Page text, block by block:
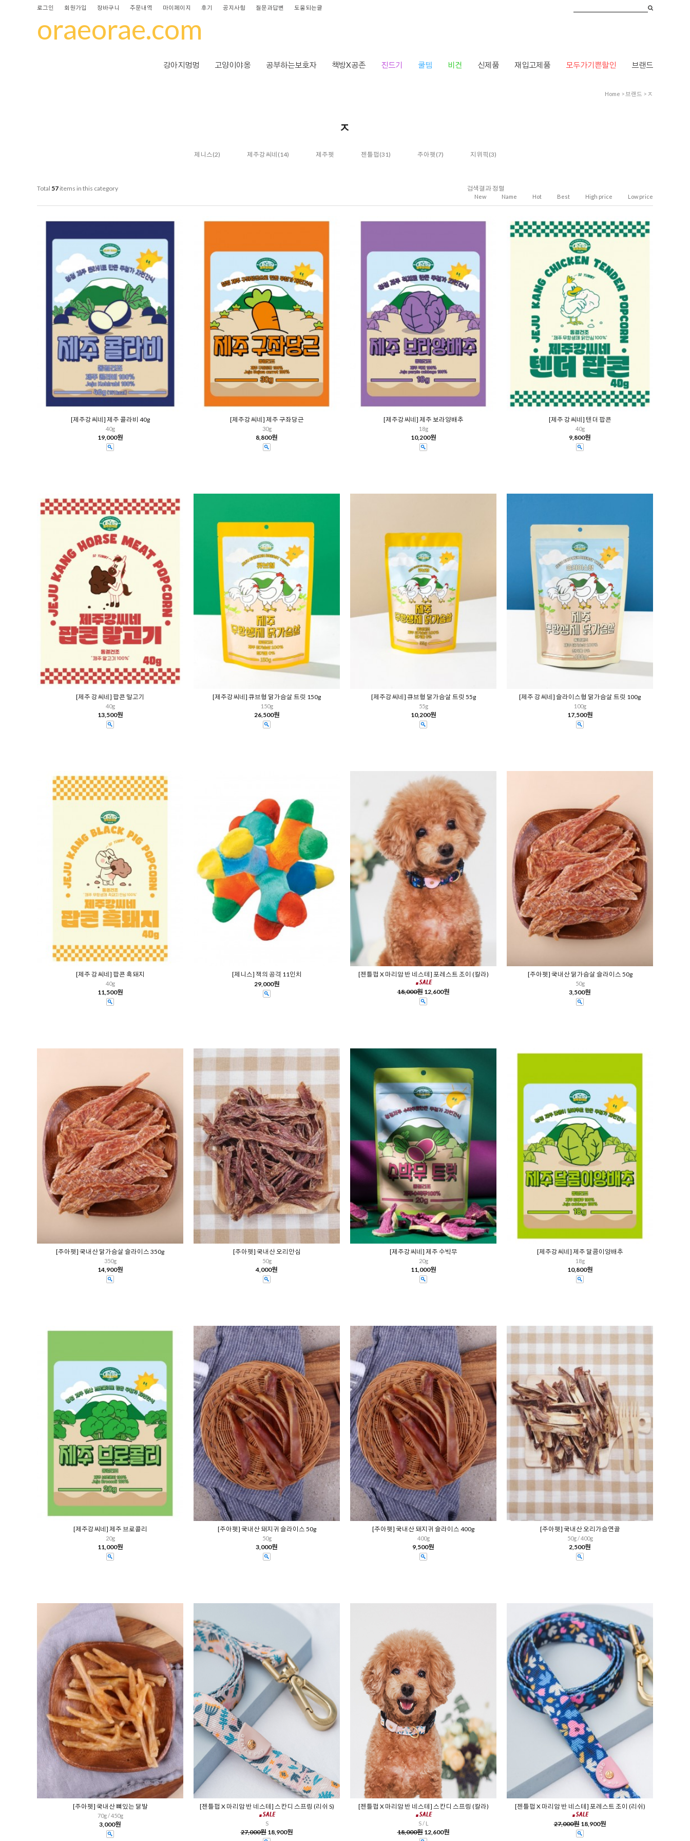
로그인 회원가입 장바구니 주문내역 마이페이지 후기 공지사항 질문과답변 도움되는글
oraeorae.com
강아지멍멍 고양이야옹 공부하는보호자 책방X공존 진드기 쿨템 비건 신제품 재입고제품 모두가기쁜할인 브랜드
Home > 브랜드 > ㅈ
ㅈ
제니스(2) 제주강씨네 (14) 제주펫 젠틀펍 (31) 주아펫 (7) 지위픽 (3)
Total 57 items in this category 검색결과 정렬
New Name Hot Best High price Low price
[제주강씨네] 제주 콜라비 40g
40g
19,000원
[제주강씨네] 제주 구좌당근
30g
8,800원
[제주강씨네] 제주 보라양배추
18g
10,200원
[제주 강씨네] 텐더 팝콘
40g
9,800원
[제주 강씨네] 팝콘 말고기
40g
13,500원
[제주강씨네] 큐브형 닭가슴살 트릿 150g
150g
26,500원
[제주강씨네] 큐브형 닭가슴살 트릿 55g
55g
10,200원
[제주 강씨네] 슬라이스형 닭가슴살 트릿 100g
100g
17,500원
[제주 강씨네] 팝콘 흑돼지
40g
11,500원
[제니스] 잭의 공격 11인치
29,000원
[젠틀펍 X 마리암 반 네스테] 포레스트 조이 (칼라)
18,000원 12,600원
[주아펫] 국내산 닭가슴살 슬라이스 50g
50g
3,500원
[주아펫] 국내산 닭가슴살 슬라이스 350g
350g
14,900원
[주아펫] 국내산 오리안심
50g
4,000원
[제주강씨네] 제주 수박무
20g
11,000원
[제주강씨네] 제주 달콤이양배추
18g
10,800원
[제주강씨네] 제주 브로콜리
20g
11,000원
[주아펫] 국내산 돼지귀 슬라이스 50g
50g
3,000원
[주아펫] 국내산 돼지귀 슬라이스 400g
400g
9,500원
[주아펫] 국내산 오리가슴연골
50g / 400g
2,500원
[주아펫] 국내산 뼈있는 닭발
70g / 450g
3,000원
[젠틀펍 X 마리암 반 네스테] 스칸디 스프링 (리쉬 S)
S
27,000원 18,900원
[젠틀펍 X 마리암 반 네스테] 스칸디 스프링 (칼라)
S / L
18,000원 12,600원
[젠틀펍 X 마리암 반 네스테] 포레스트 조이 (리쉬)
27,000원 18,900원